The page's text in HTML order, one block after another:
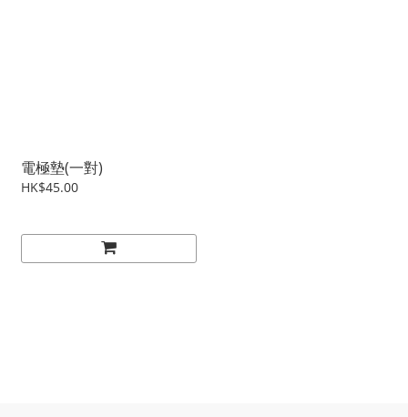
電極墊(一對)
HK$45.00